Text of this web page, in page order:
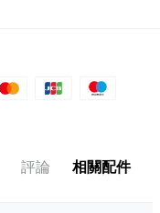
評論 相關配件